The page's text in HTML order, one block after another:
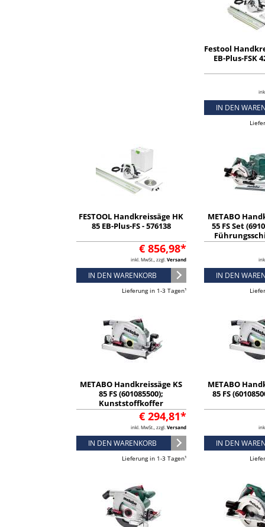
Festool
EB-Plus-FSK
IN DEN
FESTOOL Handkreissäge HK
85 EB-Plus-FS - 576138
€ 856,98*
inkl. MwSt., zzgl. Versand
IN DEN WARENKORB
Lieferung in 1-3 Tagen¹
METABO
55 FS Set
IN DEN
METABO Handkreissäge KS
85 FS (601085500);
Kunststoffkoffer
€ 294,81*
inkl. MwSt., zzgl. Versand
IN DEN WARENKORB
Lieferung in 1-3 Tagen¹
METABO
85 FS
IN DEN